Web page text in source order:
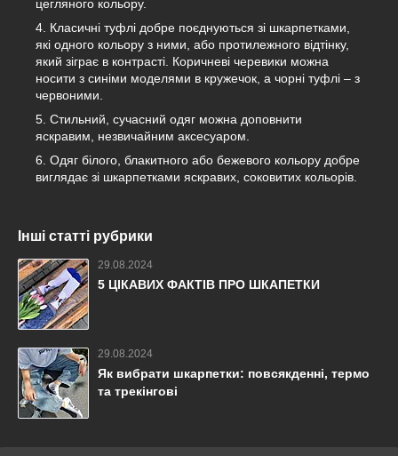
цегляного кольору.
Класичні туфлі добре поєднуються зі шкарпетками,
які одного кольору з ними, або протилежного відтінку,
який зіграє в контрасті. Коричневі черевики можна
носити з синіми моделями в кружечок, а чорні туфлі – з
червоними.
Стильний, сучасний одяг можна доповнити
яскравим, незвичайним аксесуаром.
Одяг білого, блакитного або бежевого кольору добре
виглядає зі шкарпетками яскравих, соковитих кольорів.
Інші статті рубрики
29.08.2024
5 ЦІКАВИХ ФАКТІВ ПРО ШКАПЕТКИ
29.08.2024
Як вибрати шкарпетки: повсякденні, термо
та трекінгові